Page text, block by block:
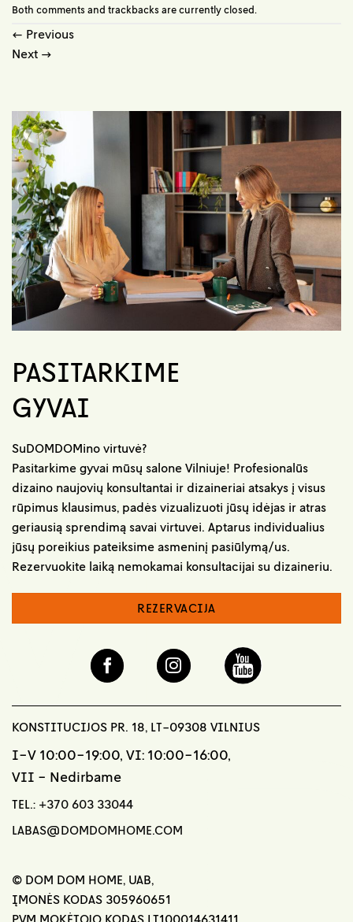
Both comments and trackbacks are currently closed.
← Previous
Next →
PASITARKIME
GYVAI
SuDOMDOMino virtuvė?
Pasitarkime gyvai mūsų salone Vilniuje! Profesionalūs
dizaino naujovių konsultantai ir dizaineriai atsakys į visus
rūpimus klausimus, padės vizualizuoti jūsų idėjas ir atras
geriausią sprendimą savai virtuvei. Aptarus individualius
jūsų poreikius pateiksime asmeninį pasiūlymą/us.
Rezervuokite laiką nemokamai konsultacijai su dizaineriu.
REZERVACIJA
KONSTITUCIJOS PR. 18, LT-09308 VILNIUS
I-V 10:00-19:00, VI: 10:00-16:00,
VII - Nedirbame
TEL.: +370 603 33044
LABAS@DOMDOMHOME.COM
© DOM DOM HOME, UAB,
ĮMONĖS KODAS 305960651
PVM MOKĖTOJO KODAS LT100014631411